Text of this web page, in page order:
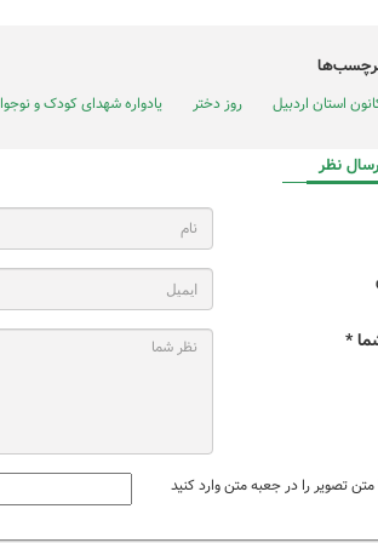
استان اردبیل روز دختر یادواره شهدای کودک و
نظر
*
متن تصویر را در جعبه متن وارد کنید